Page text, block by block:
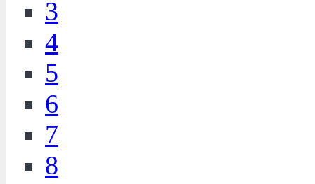
3
4
5
6
7
8